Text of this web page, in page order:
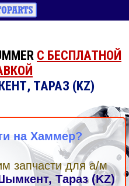
С БЕСПЛАТНОЙ
ТАРАЗ (KZ)
на Хаммер?
запчасти для а/м
Тараз (KZ)